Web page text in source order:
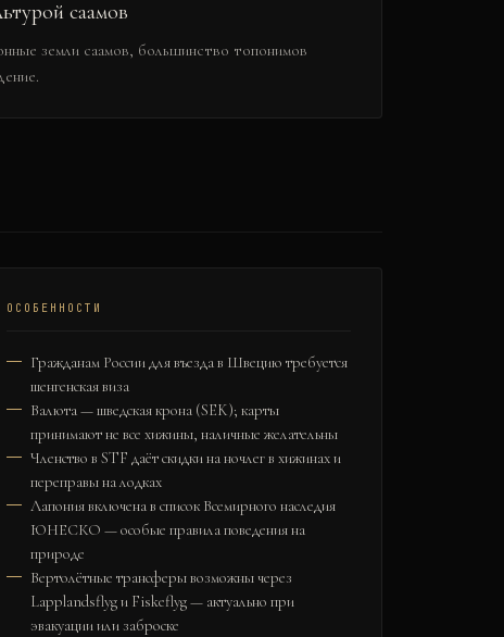
саамов
земли саамов, большинство топонимов
ОСОБЕННОСТИ
Гражданам России для въезда в Швецию требуется
шенгенская виза
Валюта — шведская крона (SEK); карты
принимают не все хижины, наличные желательны
Членство в STF даёт скидки на ночлег в хижинах и
переправы на лодках
Лапония включена в список Всемирного наследия
ЮНЕСКО — особые правила поведения на
природе
Вертолётные трансферы возможны через
Lapplandsflyg и Fiskeflyg — актуально при
эвакуации или заброске